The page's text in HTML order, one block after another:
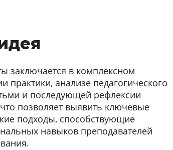
заключается в комплексном
практики, анализе педагогического
и последующей рефлексии
позволяет выявить ключевые
подходы, способствующие
навыков преподавателей